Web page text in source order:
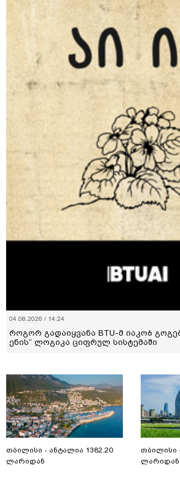
04.08.2026 / 14:24
როგორ გადაიყვანა BTU-მ იაკობ
ენის“ ლოგიკა ციფრულ სისტემაში
თბილისი - ანტალია 1382.20
ლარიდან
თბილისი
ლარიდან